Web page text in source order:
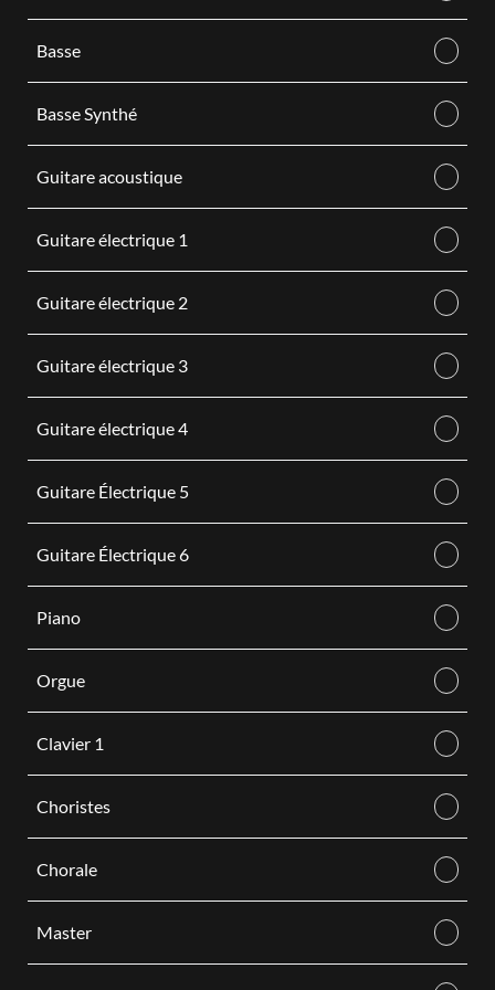
Basse
Basse Synthé
Guitare acoustique
Guitare électrique 1
Guitare électrique 2
Guitare électrique 3
Guitare électrique 4
Guitare Électrique 5
Guitare Électrique 6
Piano
Orgue
Clavier 1
Choristes
Chorale
Master